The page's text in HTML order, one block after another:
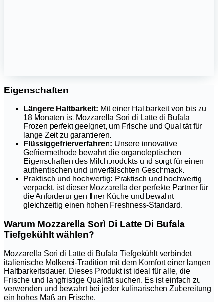
Eigenschaften
Längere Haltbarkeit: Mit einer Haltbarkeit von bis zu
18 Monaten ist Mozzarella Sorì di Latte di Bufala
Frozen perfekt geeignet, um Frische und Qualität für
lange Zeit zu garantieren.
Flüssiggefrierverfahren: Unsere innovative
Gefriermethode bewahrt die organoleptischen
Eigenschaften des Milchprodukts und sorgt für einen
authentischen und unverfälschten Geschmack.
Praktisch und hochwertig: Praktisch und hochwertig
verpackt, ist dieser Mozzarella der perfekte Partner für
die Anforderungen Ihrer Küche und bewahrt
gleichzeitig einen hohen Freshness-Standard.
Warum Mozzarella Sorì Di Latte Di Bufala
Tiefgekühlt wählen?
Mozzarella Sorì di Latte di Bufala Tiefgekühlt verbindet
italienische Molkerei-Tradition mit dem Komfort einer langen
Haltbarkeitsdauer. Dieses Produkt ist ideal für alle, die
Frische und langfristige Qualität suchen. Es ist einfach zu
verwenden und bewahrt bei jeder kulinarischen Zubereitung
ein hohes Maß an Frische.